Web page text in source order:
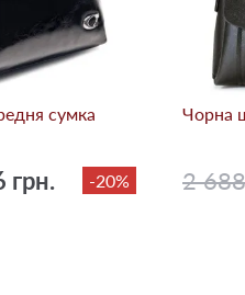
сумка
грн. -20%
Чорна
2 688